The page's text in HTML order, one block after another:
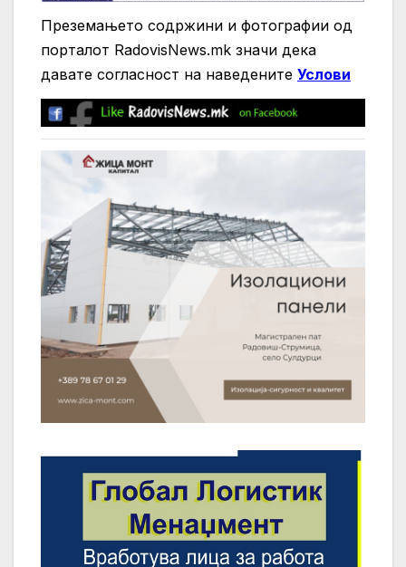
Преземањето содржини и фотографии од
порталот RadovisNews.mk значи дека
давате согласност на нaведените Услови